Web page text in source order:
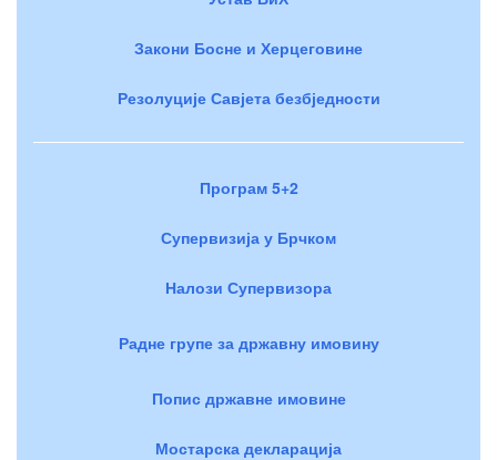
Закони Босне и Херцеговине
Резолуције Савјета безбједности
Програм 5+2
Супервизија у Брчком
Налози Супервизора
Радне групе за државну имовину
Попис државне имовине
Мостарска декларација